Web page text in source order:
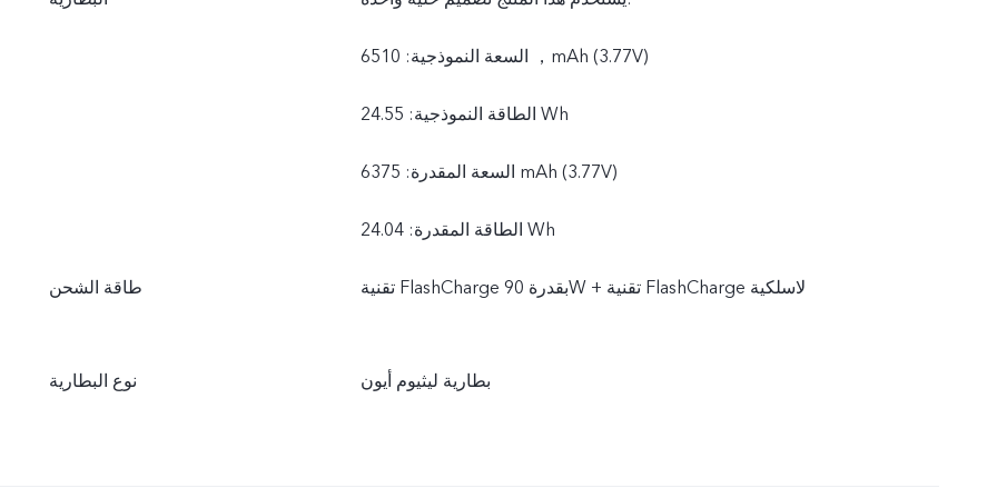
السعة النموذجية: 6510 ，mAh (3.77V)
الطاقة النموذجية: 24.55 Wh
السعة المقدرة: 6375 mAh (3.77V)
الطاقة المقدرة: 24.04 Wh
طاقة الشحن تقنية FlashCharge بقدرة 90W + تقنية FlashCharge لاسلكية
نوع البطارية بطارية ليثيوم أيون